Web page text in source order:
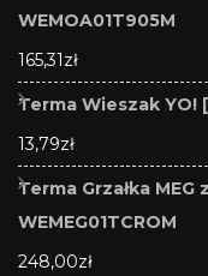
WEMOA01T905M
165,31zł
Terma Wieszak YO!
13,79zł
Terma Grzałka
WEMEG01TCROM
248,00zł